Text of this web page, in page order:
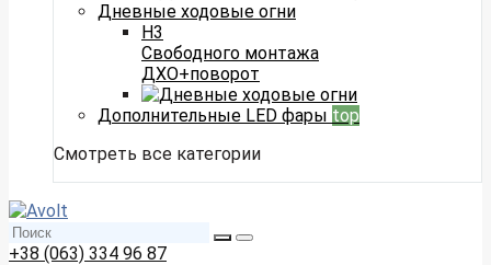
Дневные ходовые огни
H3
Свободного монтажа
ДХО+поворот
Дополнительные LED фары top
Смотреть все категории
+38 (063) 334 96 87